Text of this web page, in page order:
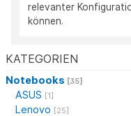
KATEGORIEN
Notebooks [35]
ASUS [1]
Lenovo [25]
relevanter
können.